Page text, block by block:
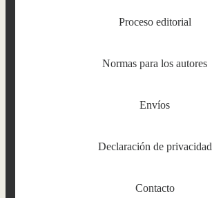
Proceso editorial
Normas para los autores
Envíos
Declaración de privacidad
Contacto